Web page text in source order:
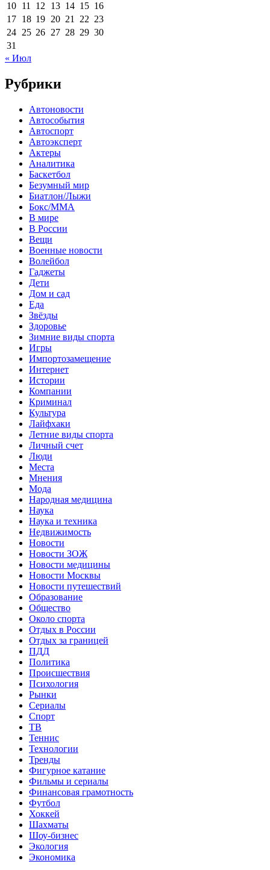
10 11 12 13 14 15 16
17 18 19 20 21 22 23
24 25 26 27 28 29 30
31
« Июл
Рубрики
Автоновости
Автособытия
Автоспорт
Автоэксперт
Актеры
Аналитика
Баскетбол
Безумный мир
Биатлон/Лыжи
Бокс/MMA
В мире
В России
Вещи
Военные новости
Волейбол
Гаджеты
Дети
Дом и сад
Еда
Звёзды
Здоровье
Зимние виды спорта
Игры
Импортозамещение
Интернет
Истории
Компании
Криминал
Культура
Лайфхаки
Летние виды спорта
Личный счет
Люди
Места
Мнения
Мода
Народная медицина
Наука
Наука и техника
Недвижимость
Новости
Новости ЗОЖ
Новости медицины
Новости Москвы
Новости путешествий
Образование
Общество
Около спорта
Отдых в России
Отдых за границей
ПДД
Политика
Происшествия
Психология
Рынки
Сериалы
Спорт
ТВ
Теннис
Технологии
Тренды
Фигурное катание
Фильмы и сериалы
Финансовая грамотность
Футбол
Хоккей
Шахматы
Шоу-бизнес
Экология
Экономика